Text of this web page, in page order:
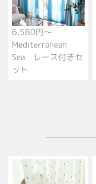
6,580円～
Mediterranean
Sea レース付きセ
ット